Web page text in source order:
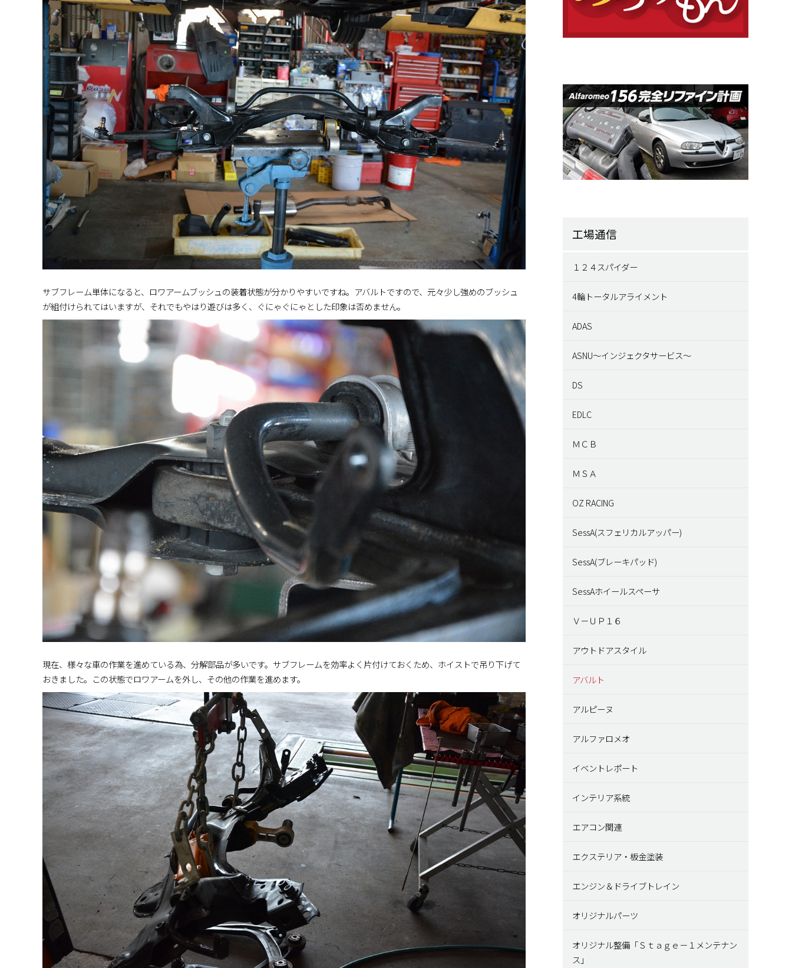
サブフレーム単体になると、ロワアームブッシュの装着状態が分かりやすいですね。アバルトですので、元々少し強めのブッシュ
が組付けられてはいますが、それでもやはり遊びは多く、ぐにゃぐにゃとした印象は否めません。
現在、様々な車の作業を進めている為、分解部品が多いです。サブフレームを効率よく片付けておくため、ホイストで吊り下げて
おきました。この状態でロワアームを外し、その他の作業を進めます。
工場通信
１２４スパイダー
4輪トータルアライメント
ADAS
ASNU～インジェクタサービス～
DS
EDLC
ＭＣＢ
ＭＳＡ
OZ RACING
SessA(スフェリカルアッパー)
SessA(ブレーキパッド)
SessAホイールスペーサ
Ｖ－ＵＰ１６
アウトドアスタイル
アバルト
アルピーヌ
アルファロメオ
イベントレポート
インテリア系統
エアコン関連
エクステリア・板金塗装
エンジン＆ドライブトレイン
オリジナルパーツ
オリジナル整備「Ｓｔａｇｅ－１メンテナン
ス」